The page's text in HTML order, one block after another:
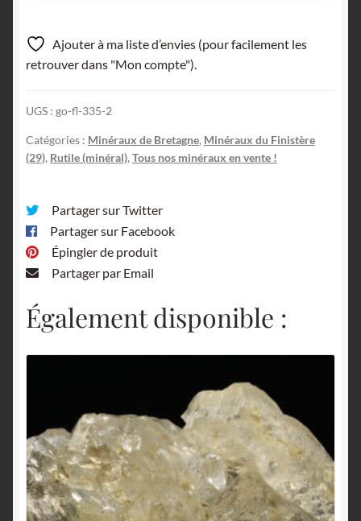
Kerleven,
Finistère,
Bretagne.
Ajouter à ma liste d’envies (pour facilement les
retrouver dans "Mon compte").
UGS : go-fl-335-2
Catégories : Minéraux de Bretagne, Minéraux du Finistère
(29), Rutile (minéral), Tous nos minéraux en vente !
Partager sur Twitter
Partager sur Facebook
Épingler de produit
Partager par Email
Également disponible :